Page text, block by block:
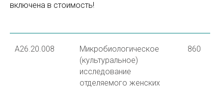
включена в стоимость!
A26.20.008
Микробиологическое
(культуральное)
исследование
отделяемого женских
860